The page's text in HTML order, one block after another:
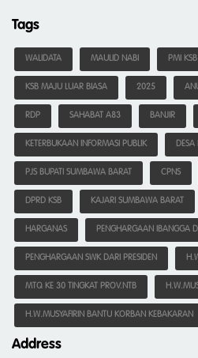
Tags
WALIDATA MAULID NABI PMI KSB
KSB MAJU LUAR BIASA 2025
RDP SAHABAT A83 BANJIR
KETERBUKAAN INFORMASI PUBLIK DESA
PJS BUPATI SUMBAWA BARAT CPNS
DPRD KSB KAJARI SUMBAWA BARAT
HARGANAS PENGHARGAAN IBANGGA
PENGHARGAAN SWK DARI PRESIDEN
MTQ KE 30 TINGKAT PROV.NTB
H.W.MUSYAFIRIN BANTU KORBAN KEBAKARAN
Address